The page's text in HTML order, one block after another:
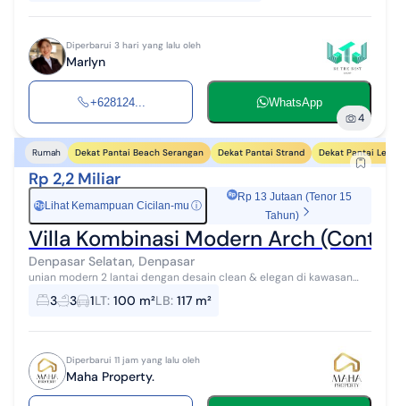
Diperbarui 3 hari yang lalu oleh
Marlyn
+628124... WhatsApp
4
Rumah Dekat Pantai Beach Serangan Dekat Pantai Strand Dekat Pantai
Rp 2,2 Miliar
Rp Lihat Kemampuan Cicilan-mu ⓘ
Rp 13 Jutaan (Tenor 15
Tahun)
Villa Kombinasi Modern Arch
Denpasar Selatan, Denpasar
unian modern 2 lantai dengan desain clean & elegan di kawasan
Denpasar Selatan, cocok untuk keluarga muda yang mencari rumah
pertama maupun investo...
3 3 1LT: 100 m²LB: 117 m²
Diperbarui 11 jam yang lalu oleh
Maha Property.